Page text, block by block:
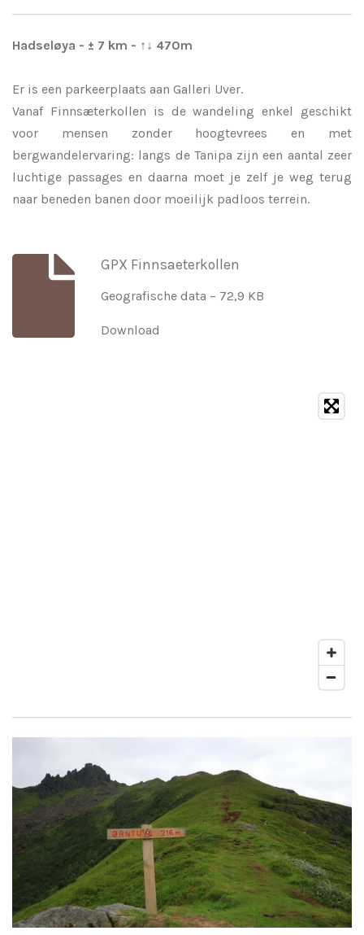
Hadseløya - ± 7 km - ↑↓ 470m
Er is een parkeerplaats aan Galleri Uver.
Vanaf Finnsæterkollen is de wandeling enkel geschikt
voor mensen zonder hoogtevrees en met
bergwandelervaring: langs de Tanipa zijn een aantal zeer
luchtige passages en daarna moet je zelf je weg terug
naar beneden banen door moeilijk padloos terrein.
GPX Finnsaeterkollen
Geografische data – 72,9 KB
Download